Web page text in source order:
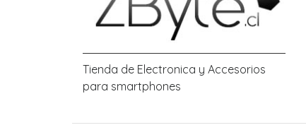
Tienda de Electronica y Accesorios
para smartphones